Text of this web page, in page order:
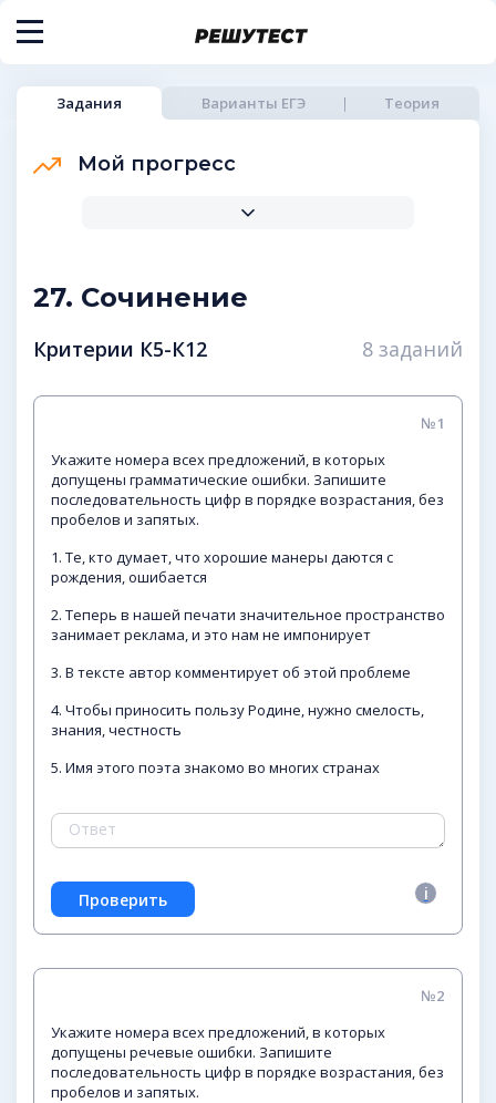
Задания Варианты ЕГЭ Теория
Мой прогресс
27. Сочинение
Критерии К5-К12 8 заданий
№1
Укажите номера всех предложений, в которых
допущены грамматические ошибки. Запишите
последовательность цифр в порядке возрастания, без
пробелов и запятых.
1. Те, кто думает, что хорошие манеры даются с
рождения, ошибается
2. Теперь в нашей печати значительное пространство
занимает реклама, и это нам не импонирует
3. В тексте автор комментирует об этой проблеме
4. Чтобы приносить пользу Родине, нужно смелость,
знания, честность
5. Имя этого поэта знакомо во многих странах
№2
Укажите номера всех предложений, в которых
допущены речевые ошибки. Запишите
последовательность цифр в порядке возрастания, без
пробелов и запятых.